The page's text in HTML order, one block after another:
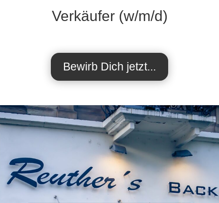
Verkäufer (w/m/d)
Bewirb Dich jetzt...